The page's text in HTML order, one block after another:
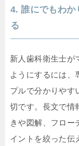
4. 誰にでもわか
る
新人歯科衛生士が
ようにするには、
プルで分かりやす
切です。長文で情
きや図解、フロー
イントを絞った伝